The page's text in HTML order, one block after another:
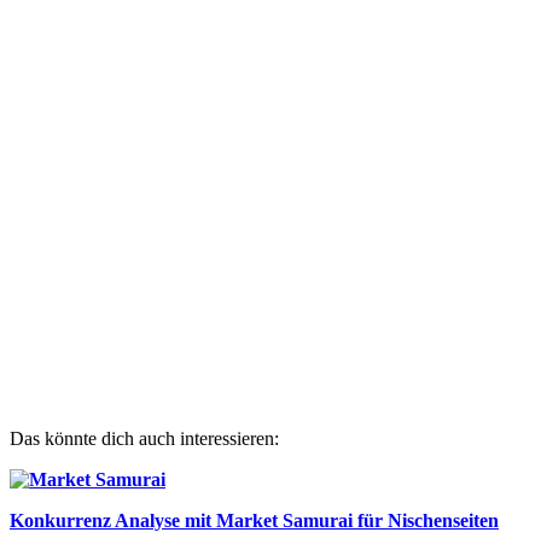
Das könnte dich auch interessieren:
Konkurrenz Analyse mit Market Samurai für Nischenseiten